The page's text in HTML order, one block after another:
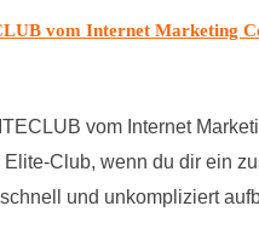
vom Internet Marketing
vom Internet
Elite-Club, wenn du dir ein
und unkompliziert